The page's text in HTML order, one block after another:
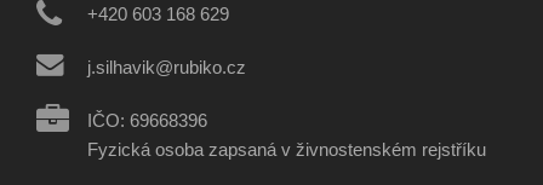
+420 603 168 629
j.silhavik@rubiko.cz
IČO: 69668396
Fyzická osoba zapsaná v živnostenském rejstříku